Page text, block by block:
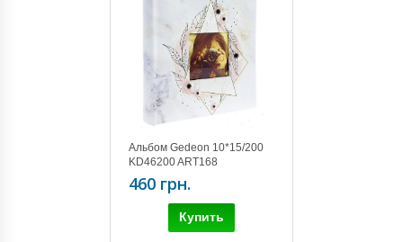
Альбом Gedeon 10*15/200
KD46200 ART168
460 грн.
Купить